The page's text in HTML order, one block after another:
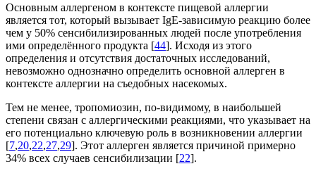
Основным аллергеном в контексте пищевой аллергии
является тот, который вызывает IgE-зависимую реакцию более
чем у 50% сенсибилизированных людей после употребления
ими определённого продукта [44]. Исходя из этого
определения и отсутствия достаточных исследований,
невозможно однозначно определить основной аллерген в
контексте аллергии на съедобных насекомых.
Тем не менее, тропомиозин, по-видимому, в наибольшей
степени связан с аллергическими реакциями, что указывает на
его потенциально ключевую роль в возникновении аллергии
[7,20,22,27,29]. Этот аллерген является причиной примерно
34% всех случаев сенсибилизации [22].